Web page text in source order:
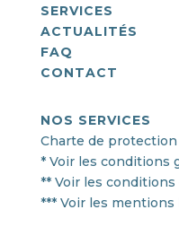
SERVICES
ACTUALITÉS
FAQ
CONTACT
NOS SERVICES
Charte de
* Voir les conditions
** Voir les
*** Voir les mentions